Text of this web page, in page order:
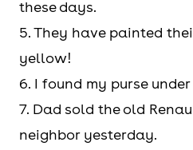
these days.
5. They have painted
yellow!
6. I found my purse
7. Dad sold the old
neighbor yesterday.